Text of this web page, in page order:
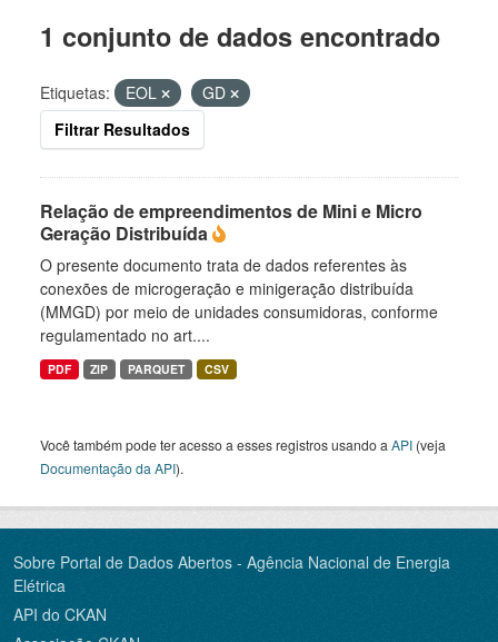
1 conjunto de dados encontrado
Etiquetas: EOL
GD
Filtrar Resultados
Relação de empreendimentos de Mini e Micro
Geração Distribuída
O presente documento trata de dados referentes às
conexões de microgeração e minigeração distribuída
(MMGD) por meio de unidades consumidoras, conforme
regulamentado no art....
PDF ZIP PARQUET CSV
Você também pode ter acesso a esses registros usando a API (veja
Documentação da API).
Sobre Portal de Dados Abertos - Agência Nacional de Energia
Elétrica
API do CKAN